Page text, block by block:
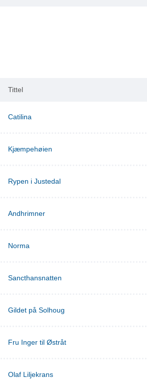
Tittel
Catilina
Kjæmpehøien
Rypen i Justedal
Andhrimner
Norma
Sancthansnatten
Gildet på Solhoug
Fru Inger til Østråt
Olaf Liljekrans